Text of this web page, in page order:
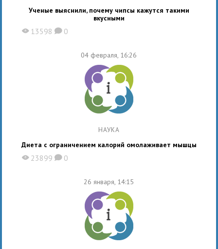
Ученые выяснили, почему чипсы кажутся такими
вкусными
X 13598 K 0
04 февраля, 16:26
НАУКА
Диета с ограничением калорий омолаживает мышцы
X 23899 K 0
26 января, 14:15